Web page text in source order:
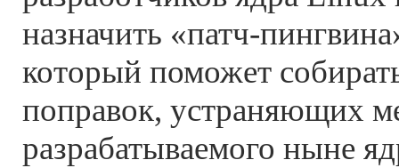
назначить «патч-
который поможет
поправок, устраняющих
разрабатываемого ныне